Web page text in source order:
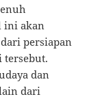
ini akan
persiapan
tersebut.
dan
dari